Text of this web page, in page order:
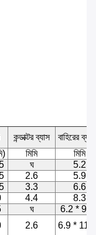
কন্ডাক্টর ব্যাস
বাহিরের
মিমি
মিমি
ঘ
5.2
2.6
5.9
3.3
6.6
4.4
8.3
ঘ
6.2 *
2.6 6.9 *